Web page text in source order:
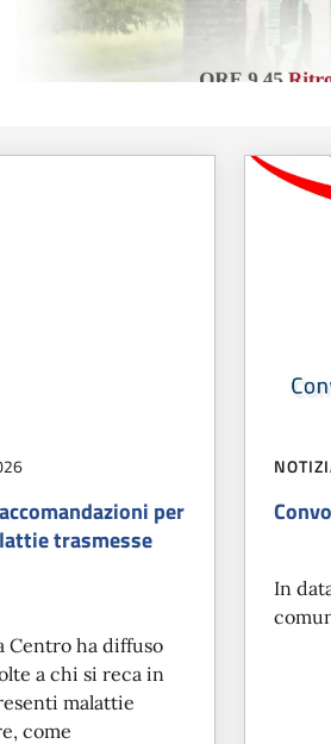
per
trasmesse
Centro ha diffuso
a chi si reca in
malattie
come
In